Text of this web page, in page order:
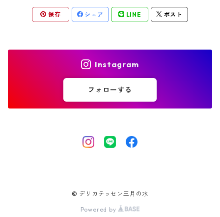
保存 シェア LINE ポスト
Instagram
フォローする
© デリカテッセン三月の水
Powered by